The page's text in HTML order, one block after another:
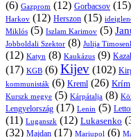
(6) Gazprom (12) Gorbacsov (15)
Harkov (12) Herszon (15)
Miklós (5) Iszlam Karimov (5)
Jobboldali Szektor (8) Julija
(12) Katyn (8) Kaukázus (9)
(17) KGB (6) Kijev (102)
kommunisták (6) Kreml (26) Krím
Kurszk megye (5) Kárpátalja (8)
Lengyelország (17) Lenin (5)
(11) Luganszk (12) Lukasenko
(32) Majdan (17) Mariupol (6)